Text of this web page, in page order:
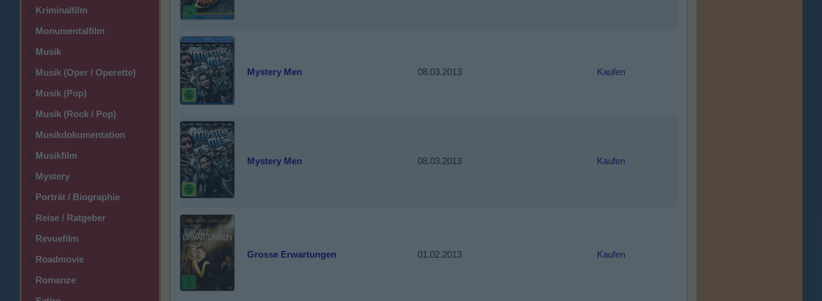
>Kriminalfilm
>Monumentalfilm
>Musik
>Musik (Oper / Operette)
>Musik (Pop)
>Musik (Rock / Pop)
>Musikdokumentation
>Musikfilm
>Mystery
>Porträt / Biographie
>Reise / Ratgeber
>Revuefilm
>Roadmovie
>Romanze
Mystery Men 08.03.2013 Kaufen
Mystery Men 08.03.2013 Kaufen
Grosse Erwartungen 01.02.2013 Kaufen